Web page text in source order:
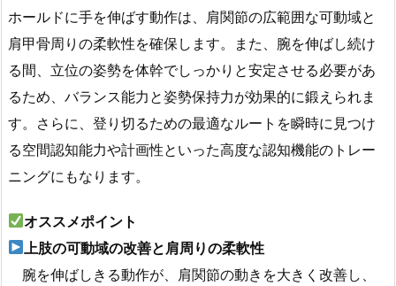
ホールドに手を伸ばす動作は、肩関節の広範囲な可動域と
肩甲骨周りの柔軟性を確保します。また、腕を伸ばし続け
る間、立位の姿勢を体幹でしっかりと安定させる必要があ
るため、バランス能力と姿勢保持力が効果的に鍛えられま
す。さらに、登り切るための最適なルートを瞬時に見つけ
る空間認知能力や計画性といった高度な認知機能のトレー
ニングにもなります。
オススメポイント
上肢の可動域の改善と肩周りの柔軟性
腕を伸ばしきる動作が、肩関節の動きを大きく改善し、